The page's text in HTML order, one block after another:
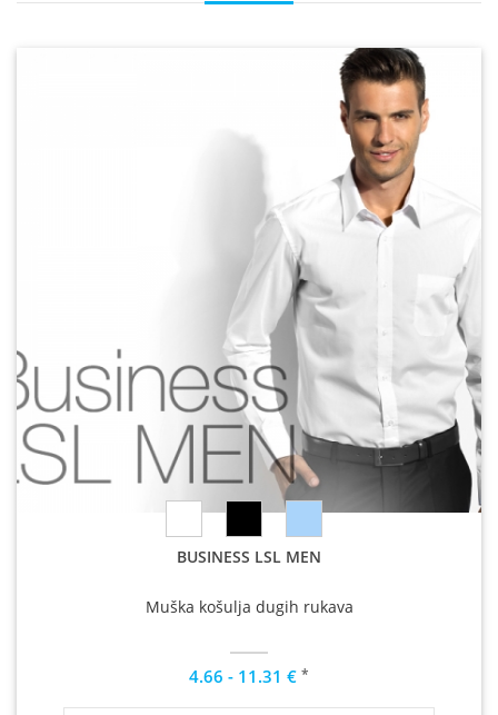
BUSINESS LSL MEN
Muška košulja dugih rukava
4.66 - 11.31 € *